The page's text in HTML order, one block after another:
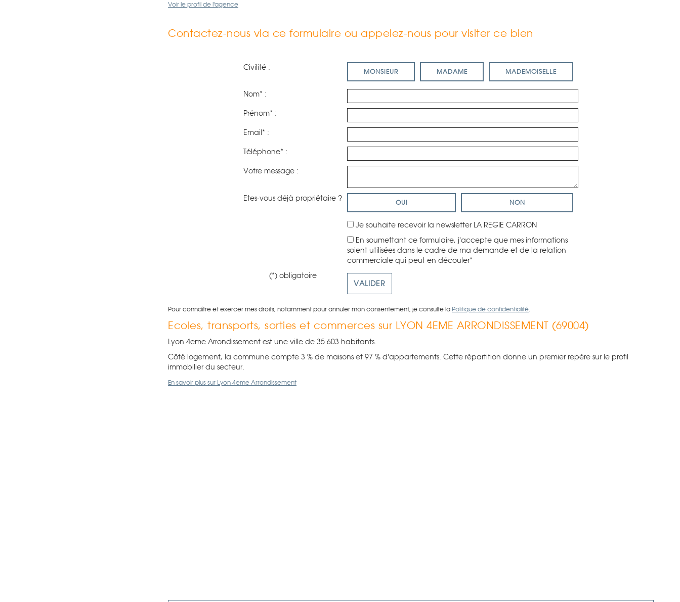
Voir le profil de l'agence
Contactez-nous via ce formulaire ou appelez-nous pour visiter ce bien
Civilité :
MONSIEUR MADAME MADEMOISELLE
Nom* :
Prénom* :
Email* :
Téléphone* :
Votre message :
Etes-vous déjà propriétaire ?
OUI NON
Je souhaite recevoir la newsletter LA REGIE CARRON
En soumettant ce formulaire, j'accepte que mes informations
soient utilisées dans le cadre de ma demande et de la relation
commerciale qui peut en découler*
(*) obligatoire
Pour connaître et exercer mes droits, notamment pour annuler mon consentement, je consulte la Politique de confidentialité
Ecoles, transports, sorties et commerces sur LYON 4EME ARRONDISSEMENT (69004)
Lyon 4eme Arrondissement est une ville de 35 603 habitants.
Côté logement, la commune compte 3 % de maisons et 97 % d'appartements. Cette répartition donne un premier repère sur le profil
immobilier du secteur.
En savoir plus sur Lyon 4eme Arrondissement